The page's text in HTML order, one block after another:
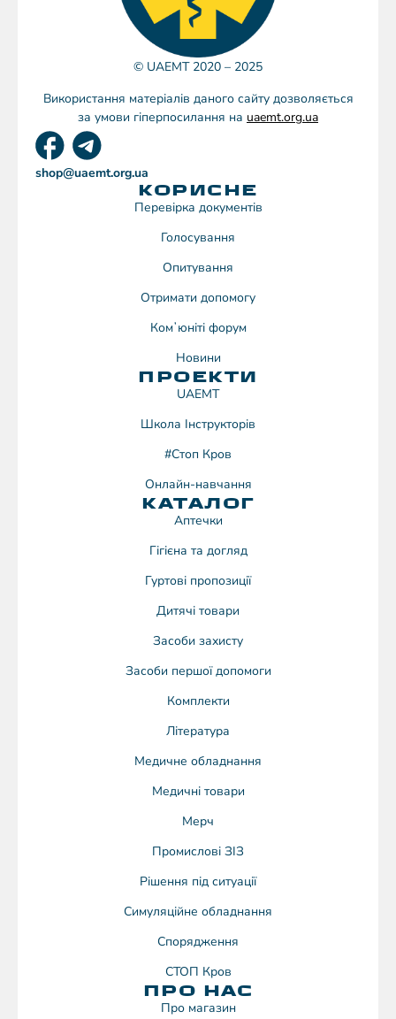
© UAEMT 2020 – 2025
Використання матеріалів даного сайту дозволяється
за умови гіперпосилання на uaemt.org.ua
shop@uaemt.org.ua
КОРИСНЕ
Перевірка документів
Голосування
Опитування
Отримати допомогу
Комʼюніті форум
Новини
ПРОЕКТИ
UAEMT
Школа Інструкторів
#Стоп Кров
Онлайн-навчання
КАТАЛОГ
Аптечки
Гігієна та догляд
Гуртові пропозиції
Дитячі товари
Засоби захисту
Засоби першої допомоги
Комплекти
Література
Медичне обладнання
Медичні товари
Мерч
Промислові ЗІЗ
Рішення під ситуації
Симуляційне обладнання
Спорядження
СТОП Кров
ПРО НАС
Про магазин